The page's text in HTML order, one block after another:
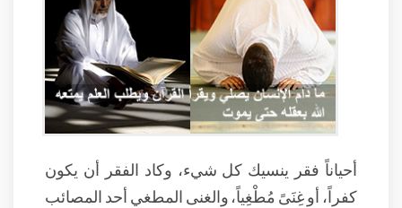
أحياناً فقر ينسيك كل شيء، وكاد الفقر أن يكون
كفراً، أو غِنَىً مُطْغِياً، والغنى المطغي أحد المصائب